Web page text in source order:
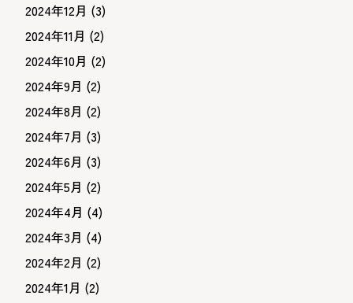
2024年12月 (3)
2024年11月 (2)
2024年10月 (2)
2024年9月 (2)
2024年8月 (2)
2024年7月 (3)
2024年6月 (3)
2024年5月 (2)
2024年4月 (4)
2024年3月 (4)
2024年2月 (2)
2024年1月 (2)